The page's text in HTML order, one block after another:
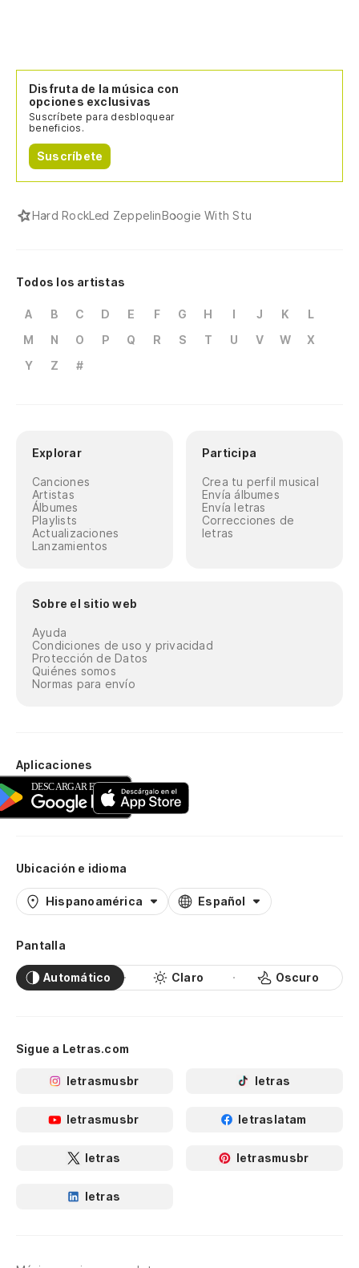
Disfruta de la música con
opciones exclusivas
Suscríbete para desbloquear
beneficios.
Suscríbete
Hard RockLed ZeppelinBoogie With Stu
Todos los artistas
A B C D E F G H I J K
L
M
N O P Q R S T U V W
X
Y
Z #
Explorar
Canciones
Artistas
Álbumes
Playlists
Actualizaciones
Lanzamientos
Participa
Crea tu perfil musical
Envía álbumes
Envía letras
Correcciones de
letras
Sobre el sitio web
Ayuda
Condiciones de uso y privacidad
Protección de Datos
Quiénes somos
Normas para envío
Aplicaciones
Ubicación e idioma
Hispanoamérica Español
Pantalla
Automático Claro Oscuro
Sigue a Letras.com
letrasmusbr letras
letrasmusbr letraslatam
letras letrasmusbr
letras